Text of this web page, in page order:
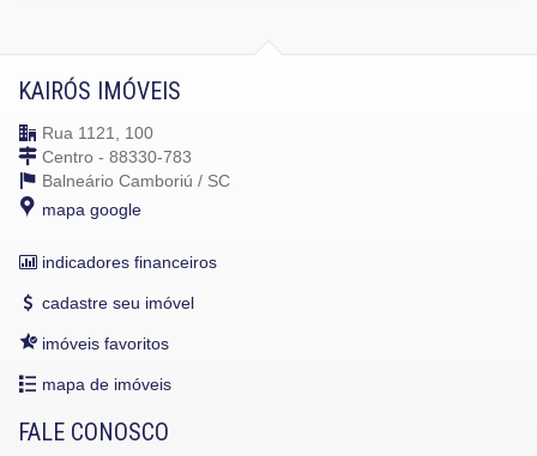
KAIRÓS IMÓVEIS
Rua 1121, 100
Centro - 88330-783
Balneário Camboriú / SC
mapa google
indicadores financeiros
cadastre seu imóvel
imóveis favoritos
mapa de imóveis
FALE CONOSCO